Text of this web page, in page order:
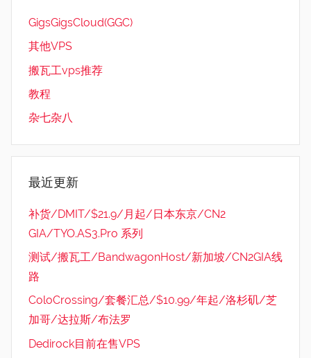
GigsGigsCloud(GGC)
其他VPS
搬瓦工vps推荐
教程
杂七杂八
最近更新
补货/DMIT/$21.9/月起/日本东京/CN2
GIA/TYO.AS3.Pro 系列
测试/搬瓦工/BandwagonHost/新加坡/CN2GIA线
路
ColoCrossing/套餐汇总/$10.99/年起/洛杉矶/芝
加哥/达拉斯/布法罗
Dedirock目前在售VPS